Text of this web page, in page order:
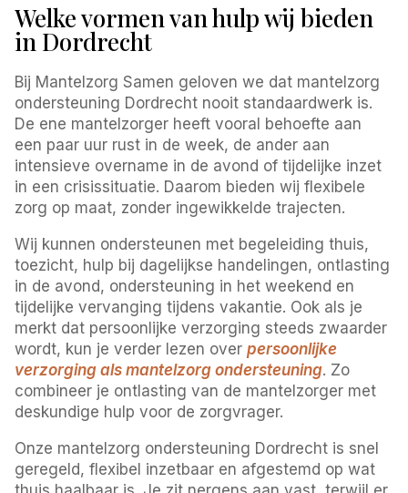
Welke vormen van hulp wij bieden
in Dordrecht
Bij Mantelzorg Samen geloven we dat mantelzorg
ondersteuning Dordrecht nooit standaardwerk is.
De ene mantelzorger heeft vooral behoefte aan
een paar uur rust in de week, de ander aan
intensieve overname in de avond of tijdelijke inzet
in een crisissituatie. Daarom bieden wij flexibele
zorg op maat, zonder ingewikkelde trajecten.
Wij kunnen ondersteunen met begeleiding thuis,
toezicht, hulp bij dagelijkse handelingen, ontlasting
in de avond, ondersteuning in het weekend en
tijdelijke vervanging tijdens vakantie. Ook als je
merkt dat persoonlijke verzorging steeds zwaarder
wordt, kun je verder lezen overpersoonlijke
verzorging als mantelzorg ondersteuning. Zo
combineer je ontlasting van de mantelzorger met
deskundige hulp voor de zorgvrager.
Onze mantelzorg ondersteuning Dordrecht is snel
geregeld, flexibel inzetbaar en afgestemd op wat